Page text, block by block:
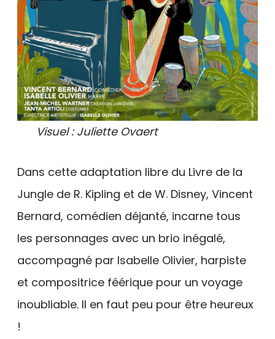
Visuel : Juliette Ovaert
Dans cette adaptation libre du Livre de la
Jungle de R. Kipling et de W. Disney, Vincent
Bernard, comédien déjanté, incarne tous
les personnages avec un brio inégalé,
accompagné par Isabelle Olivier, harpiste
et compositrice féérique pour un voyage
inoubliable. Il en faut peu pour être heureux
!